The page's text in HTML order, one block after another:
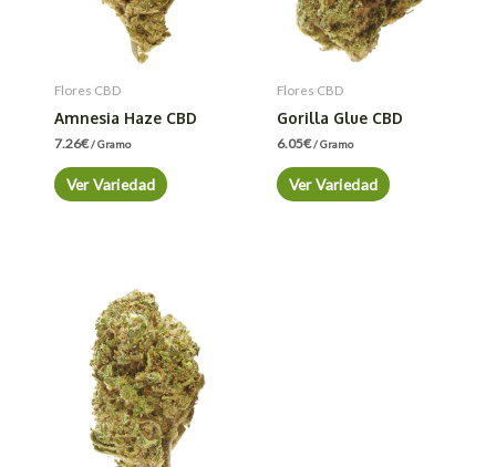
Flores CBD
Amnesia Haze CBD
7.26€/ Gramo
Ver Variedad
Flores CBD
Gorilla Glue CBD
6.05€/ Gramo
Ver Variedad